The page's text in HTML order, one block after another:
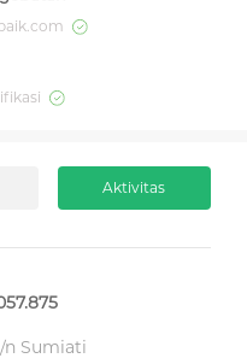
Aktivitas
n Sumiati